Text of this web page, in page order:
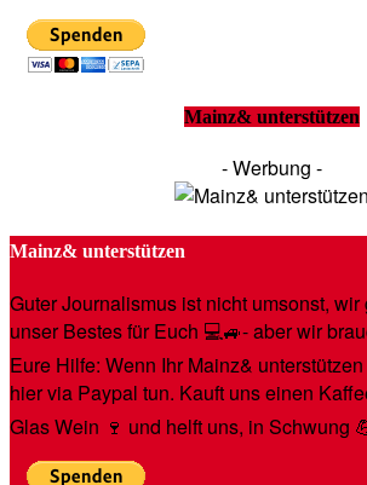
Mainz& unterstützen
- Werbung -
Mainz& unterstützen
Guter Journalismus ist nicht umsonst, wir
unser Bestes für Euch 💻🚙- aber wir
Eure Hilfe: Wenn Ihr Mainz&
hier via Paypal tun. Kauft uns einen
Glas Wein 🍷 und helft uns, in Schwung